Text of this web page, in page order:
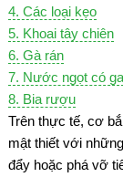
4. Các loại kẹo
5. Khoai tây chiên
6. Gà rán
7. Nước ngọt có ga
8. Bia rượu
Trên thực tế, cơ
mật thiết với
đẩy hoặc phá vỡ